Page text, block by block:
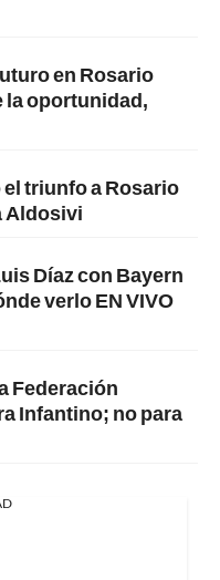
en Rosario
la oportunidad,
triunfo a Rosario
Aldosivi
Díaz con Bayern
verlo EN VIVO
Federación
Infantino; no para